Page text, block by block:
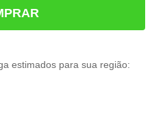
estimados para sua região: